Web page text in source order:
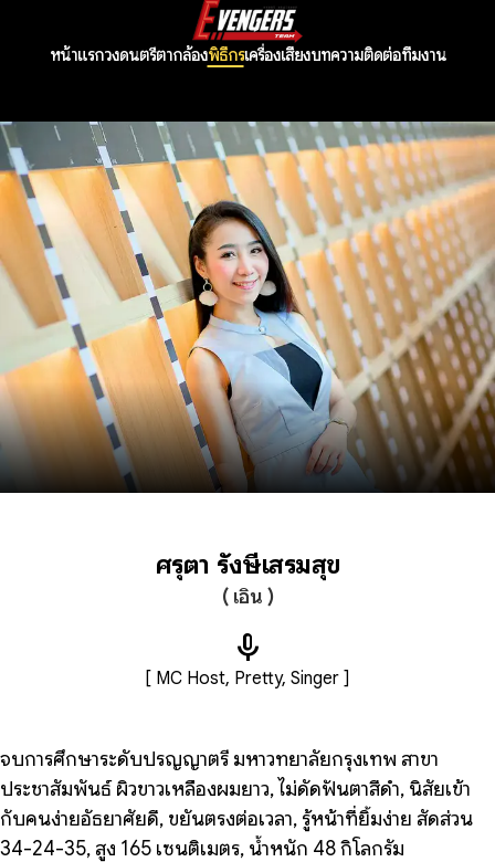
หน้าแรกวงดนตรีตากล้องพิธีกรเครื่องเสียงบทความติดต่อทีมงาน
ศรุตา รังษีเสริมสุข
( เอิน )
mic
[ MC Host, Pretty, Singer ]
จบการศึกษาระดับปริญญาตรี มหาวิทยาลัยกรุงเทพ สาขา
ประชาสัมพันธ์ ผิวขาวเหลืองผมยาว, ไม่ดัดฟันตาสีดำ, นิสัยเข้า
กับคนง่ายอัธยาศัยดี, ขยันตรงต่อเวลา, รู้หน้าที่ยิ้มง่าย สัดส่วน
34-24-35, สูง 165 เซนติเมตร, น้ำหนัก 48 กิโลกรัม